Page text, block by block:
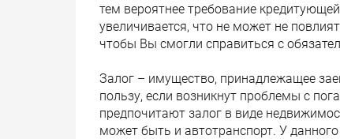
тем вероятнее требование
увеличивается, что не может не
чтобы Вы смогли справиться с
Залог – имущество, принадлежащее
пользу, если возникнут проблемы с
предпочитают залог в виде
может быть и автотранспорт. У